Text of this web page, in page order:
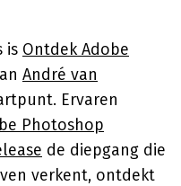
is Ontdek Adobe
André van
Ervaren
Photoshop
de diepgang die
verkent, ontdekt